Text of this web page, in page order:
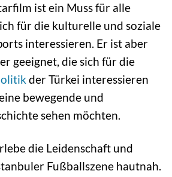
ist ein Muss für alle
für die kulturelle und soziale
interessieren. Er ist aber
geeignet, die sich für die
der Türkei interessieren
bewegende und
sehen möchten.
die Leidenschaft und
Fußballszene hautnah.